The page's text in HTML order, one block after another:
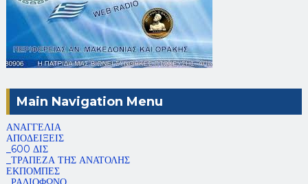
Main Navigation Menu
ΑΝΑΓΓΕΛΙΑ
ΑΠΟΔΕΙΞΕΙΣ
_600 ΔΙΣ
_ΤΡΑΠΕΖΑ ΤΗΣ ΑΝΑΤΟΛΗΣ
ΕΚΠΟΜΠΕΣ